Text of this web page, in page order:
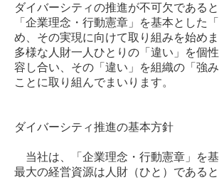
ダイバーシティの推進が不可欠であると
「企業理念・行動憲章」を基本とした
め、その実現に向けて取り組みを始めま
多様な人財一人ひとりの「違い」を個
容し合い、その「違い」を組織の「強
ことに取り組んでまいります。
ダイバーシティ推進の基本方針
当社は、「企業理念・行動憲章」を
最大の経営資源は人財（ひと）であると